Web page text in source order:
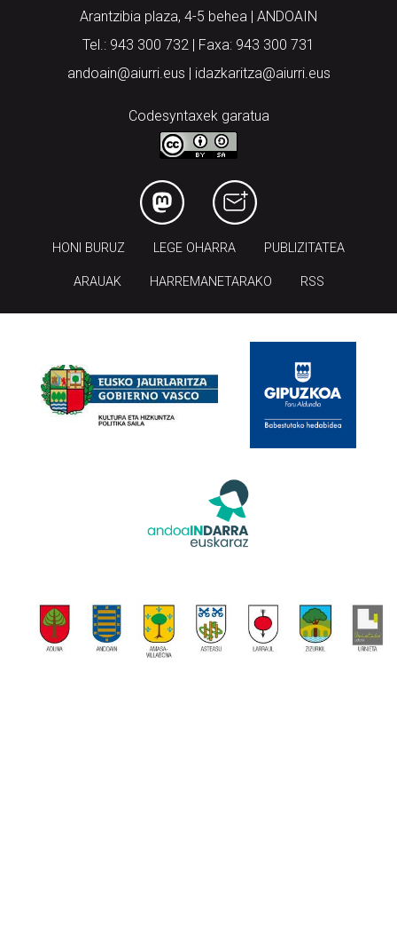
Arantzibia plaza, 4-5 behea | ANDOAIN
Tel.: 943 300 732 | Faxa: 943 300 731
andoain@aiurri.eus | idazkaritza@aiurri.eus
Codesyntaxek garatua
HONI BURUZ LEGE OHARRA PUBLIZITATEA
ARAUAK HARREMANETARAKO RSS